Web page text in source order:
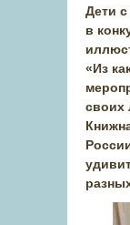
Дети
в
«Из
своих